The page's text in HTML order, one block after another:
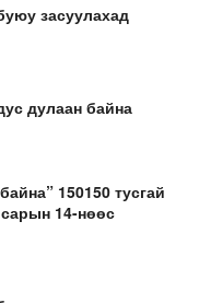
засуулахад
дулаан байна
150150 тусгай
14-нөөс